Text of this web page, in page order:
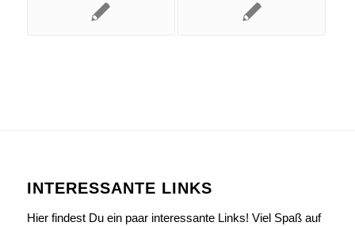
INTERESSANTE LINKS
Hier findest Du ein paar interessante Links! Viel Spaß auf